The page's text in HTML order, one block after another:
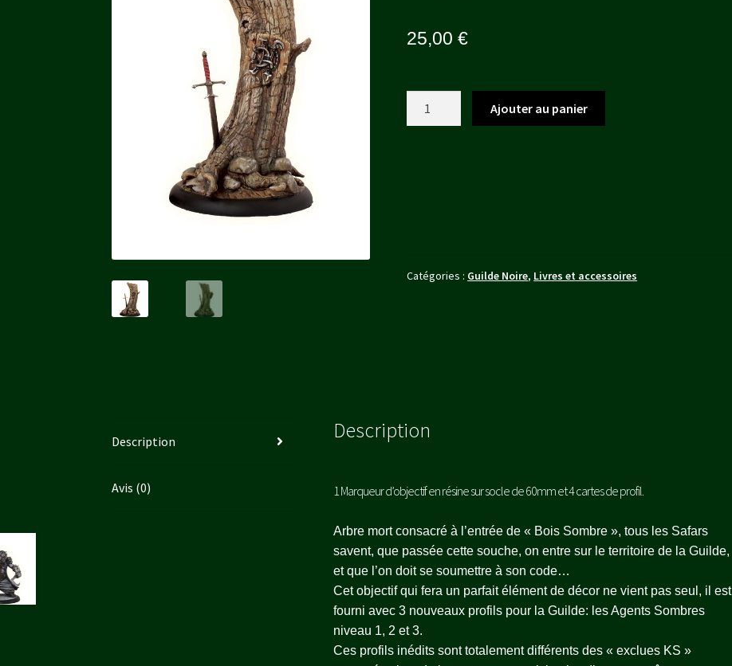
25,00€
Ajouter au panier
Catégories : Guilde Noire, Livres et accessoires
Description
Avis (0)
Description
1 Marqueur d’objectif en résine sur socle de 60mm et 4 cartes de profil.
Arbre mort consacré à l’entrée de « Bois Sombre », tous les Safars
savent, que passée cette souche, on entre sur le territoire de la Guilde,
et que l’on doit se soumettre à son code…
Cet objectif qui fera un parfait élément de décor ne vient pas seul, il est
fourni avec 3 nouveaux profils pour la Guilde: les Agents Sombres
niveau 1, 2 et 3.
Ces profils inédits sont totalement différents des « exclues KS »